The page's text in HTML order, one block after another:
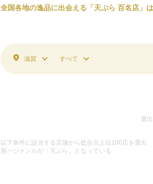
全国各地の逸品に出会える「天ぷら 百名店」は
滋賀 すべて
選
以下条件に該当する店舗から総合点上位100店を選出
第一ジャンルが「天ぷら」となっている